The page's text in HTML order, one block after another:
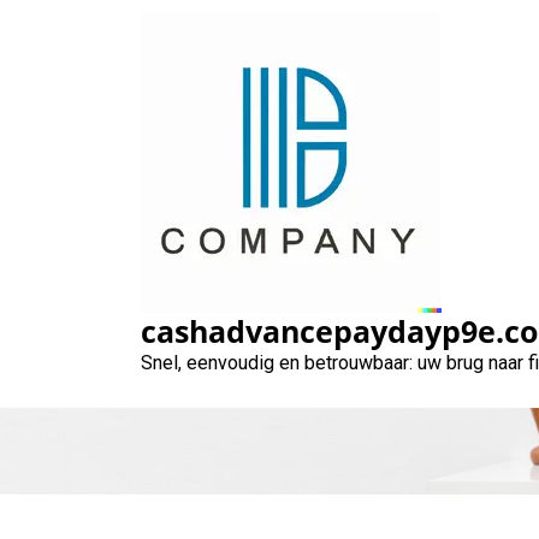
Snel, eenvoudig en betrouwbaar: uw brug naar
Flexibele
biedt